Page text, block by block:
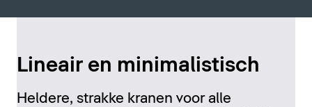
Lineair en minimalistisch
Heldere, strakke kranen voor alle